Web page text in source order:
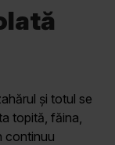
și totul se
topită, făina,
continuu